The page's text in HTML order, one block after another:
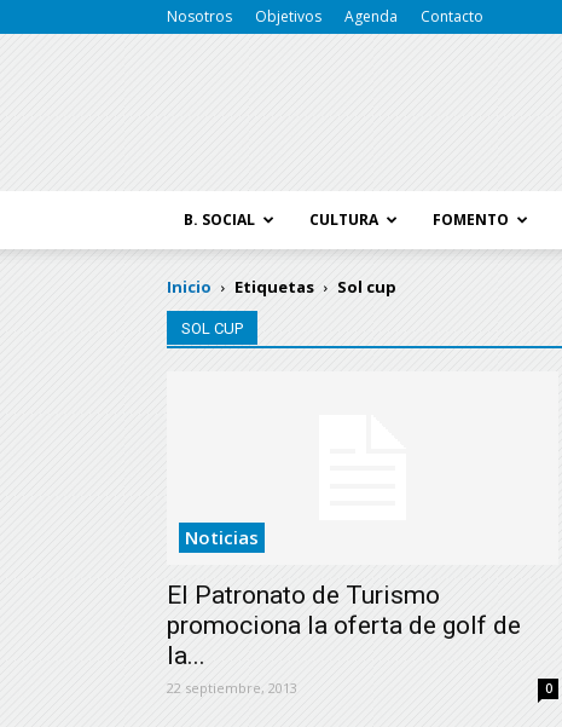
Nosotros Objetivos Agenda Contacto
B. SOCIAL CULTURA FOMENTO
Inicio Etiquetas Sol cup
SOL CUP
Noticias
El Patronato de Turismo
promociona la oferta de golf de
la...
22 septiembre, 2013 0